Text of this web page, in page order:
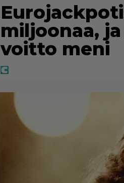
miljoonaa,
voitto meni